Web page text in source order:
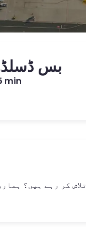
بس
min
تلاش کر رہے ہیں؟